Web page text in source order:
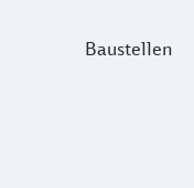
Baustellen